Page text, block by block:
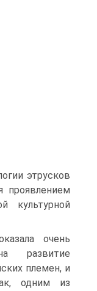
этрусков
проявлением
культур­ной
очень
развитие
племен, и
одним из